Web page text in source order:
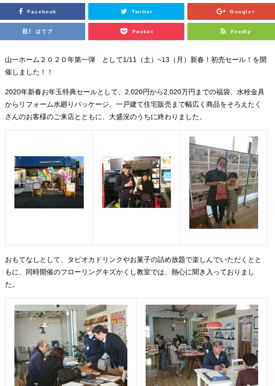
Facebook Twitter Google+
はてブ Pocket Feedly
山一ホーム２０２０年第一弾 として1/11 （土） ~13 （月）新春！初売セール！を開
催しました！！
2020年新春お年玉特典セールとして、2,020円から2,020万円までの福袋、水栓金具
からリフォーム水廻りパッケージ、一戸建て住宅販売まで幅広く商品をそろえたく
さんのお客様のご来店とともに、大盛況のうちに終わりました。
おもてなしとして、タピオカドリンクやお菓子の詰め放題で楽しんでいただくとと
もに、同時開催のフローリングキズかくし教室では、熱心に聞き入っておりまし
た。